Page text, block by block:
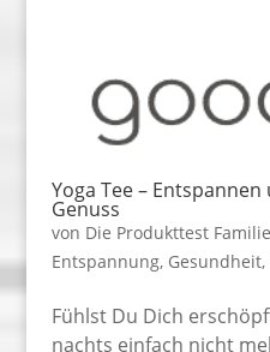
Yoga Tee –
Genuss
von Die Produkttest Familie
Entspannung, Gesundheit,
Fühlst Du Dich
nachts einfach nicht